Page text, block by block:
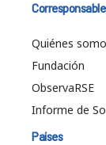
Quiénes
Fundación
ObservaRSE
Informe de
Países